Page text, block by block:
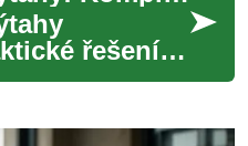
řešení
chtějí
ve v...